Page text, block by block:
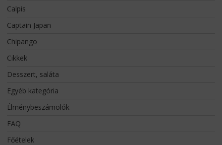
Calpis
Captain Japan
Chipango
Cikkek
Desszert, saláta
Egyéb kategória
Élménybeszámolók
FAQ
Főételek